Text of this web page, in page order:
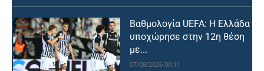
Βαθμολογία UEFA: Η Ελλάδα
υποχώρησε στην 12η θέση
με...
07/08/2026 00:11